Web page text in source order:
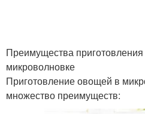
Преимущества
микроволновке
Приготовление овощей в
множество преимуществ: